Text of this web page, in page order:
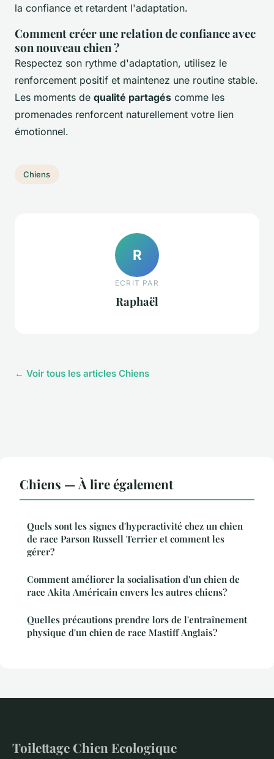
la confiance et retardent l'adaptation.
Comment créer une relation de confiance avec
son nouveau chien ?
Respectez son rythme d'adaptation, utilisez le
renforcement positif et maintenez une routine stable.
Les moments de qualité partagés comme les
promenades renforcent naturellement votre lien
émotionnel.
Chiens
R
ECRIT PAR
Raphaël
← Voir tous les articles Chiens
Chiens — À lire également
Quels sont les signes d'hyperactivité chez un chien
de race Parson Russell Terrier et comment les
gérer?
Comment améliorer la socialisation d'un chien de
race Akita Américain envers les autres chiens?
Quelles précautions prendre lors de l'entraînement
physique d'un chien de race Mastiff Anglais?
Toilettage Chien Ecologique